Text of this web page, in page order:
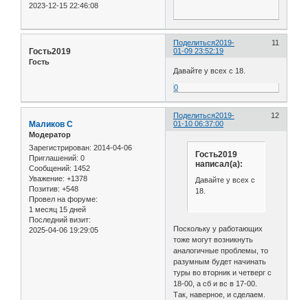
2023-12-15 22:46:08
Поделиться 11
2019-
01-09 23:52:19
Гость2019
Гость
Давайте у всех с 18.
0
Поделиться 12
2019-
01-10 06:37:00
Маликов С
Модератор
Зарегистрирован: 2014-04-06
Приглашений: 0
Сообщений: 1452
Уважение: +1378
Позитив: +548
Провел на форуме:
1 месяц 15 дней
Последний визит:
2025-04-06 19:29:05
Гость2019
написал(а):
Давайте у всех с
18.
Поскольку у работающих
тоже могут возникнуть
аналогичные проблемы, то
разумным будет начинать
туры во вторник и четверг с
18-00, а сб и вс в 17-00.
Так, наверное, и сделаем.